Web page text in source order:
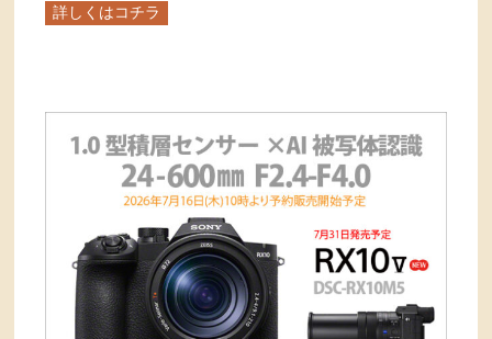
詳しくはコチラ